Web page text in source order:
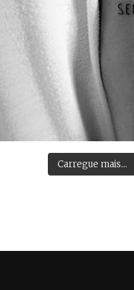
Carregue mais…